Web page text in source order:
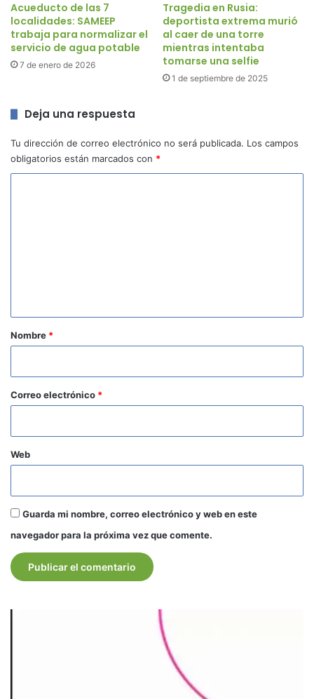
Acueducto de las 7
localidades: SAMEEP
trabaja para normalizar el
servicio de agua potable
7 de enero de 2026
Tragedia en Rusia:
deportista extrema murió
al caer de una torre
mientras intentaba
tomarse una selfie
1 de septiembre de 2025
Deja una respuesta
Tu dirección de correo electrónico no será publicada. Los campos
obligatorios están marcados con *
r
o
*
Nombre *
Correo electrónico *
Web
Guarda mi nombre, correo electrónico y web en este
navegador para la próxima vez que comente.